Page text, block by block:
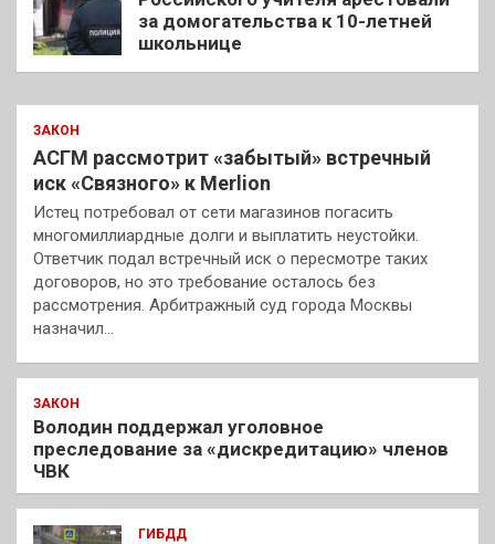
за домогательства к 10-летней
школьнице
ЗАКОН
АСГМ рассмотрит «забытый» встречный
иск «Связного» к Merlion
Истец потребовал от сети магазинов погасить
многомиллиардные долги и выплатить неустойки.
Ответчик подал встречный иск о пересмотре таких
договоров, но это требование осталось без
рассмотрения. Арбитражный суд города Москвы
назначил…
ЗАКОН
Володин поддержал уголовное
преследование за «дискредитацию» членов
ЧВК
ГИБДД